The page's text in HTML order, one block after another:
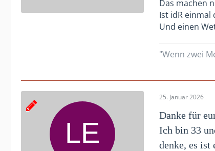
Das machen
Ist idR einmal
Und einen
"Wenn zwei
25. Januar 2026
Danke für
Ich bin 33
denke, es ist